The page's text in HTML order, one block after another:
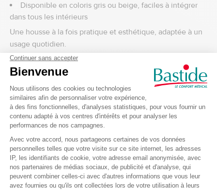
Disponible en coloris gris ou beige, faciles à intégrer
dans tous les intérieurs
Une housse à la fois pratique et esthétique, adaptée à un
usage quotidien.
Entretien facile pour un usage régulier
Pensée pour le quotidien, la housse de fauteuil releveur
est :
Lavable en machine à 30°C
Ne pas mettre au sèche-linge
Elle conserve ainsi ses qualités et sa tenue lavage après
lavage.